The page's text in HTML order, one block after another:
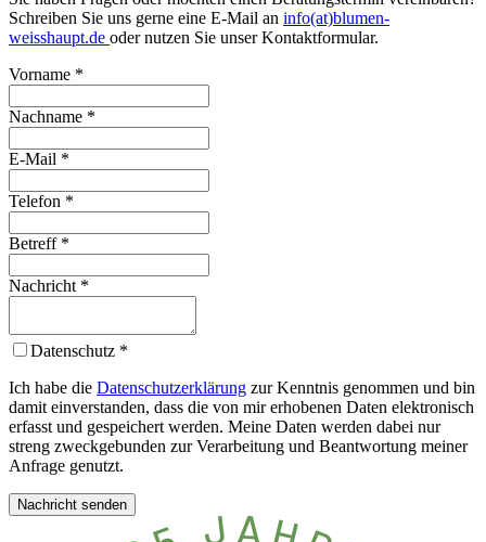
Schreiben Sie uns gerne eine E-Mail an info(at)blumen-
weisshaupt.de oder nutzen Sie unser Kontaktformular.
Vorname *
Nachname *
E-Mail *
Telefon *
Betreff *
Nachricht *
Datenschutz *
Ich habe die Datenschutzerklärung zur Kenntnis genommen und bin
damit einverstanden, dass die von mir erhobenen Daten elektronisch
erfasst und gespeichert werden. Meine Daten werden dabei nur
streng zweckgebunden zur Verarbeitung und Beantwortung meiner
Anfrage genutzt.
Nachricht senden